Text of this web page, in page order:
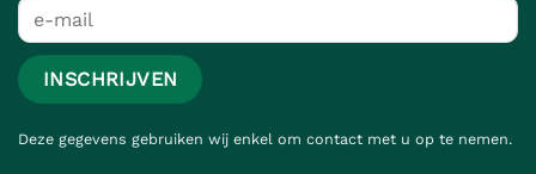
Deze gegevens gebruiken wij enkel om contact met u op te nemen.